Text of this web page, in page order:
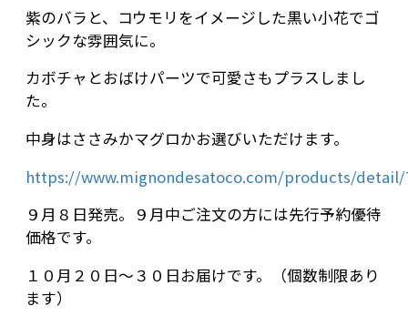
紫のバラと、コウモリをイメージした黒い小花でゴ
シックな雰囲気に。
カボチャとおばけパーツで可愛さもプラスしまし
た。
中身はささみかマグロかお選びいただけます。
https://www.mignondesatoco.com/products/detail/
９月８日発売。９月中ご注文の方には先行予約優待
価格です。
１０月２０日～３０日お届けです。（個数制限あり
ます）